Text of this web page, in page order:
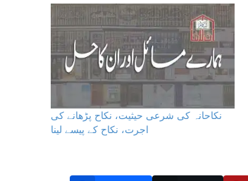
نکاحانہ کی شرعی حیثیت، نکاح پڑھانے کی
اجرت، نکاح کے پیسے لینا